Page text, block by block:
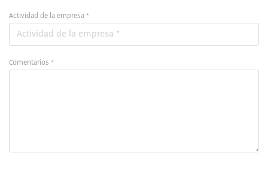
Actividad de la empresa *
Comentarios *